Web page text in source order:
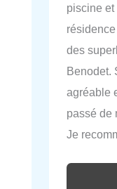
piscine
des
Benodet.
agréable
passé de
Je